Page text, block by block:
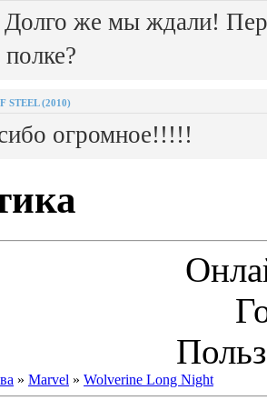
Долго же мы ждали!
STEEL (2010)
огромное!!!!!
» Marvel » Wolverine Long Night